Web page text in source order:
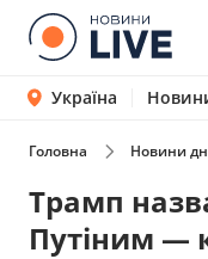
Україна
Головна Новини
Трамп
Путіним —